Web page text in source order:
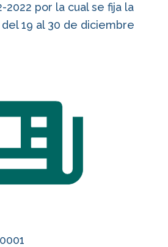
2022 por la cual se fija la
19 al 30 de diciembre